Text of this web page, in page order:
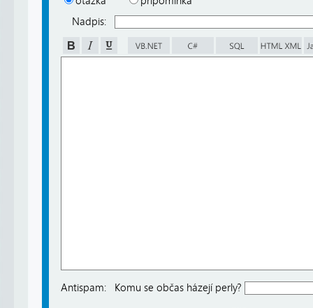
Nadpis:
Antispam: Komu se občas házejí perly?